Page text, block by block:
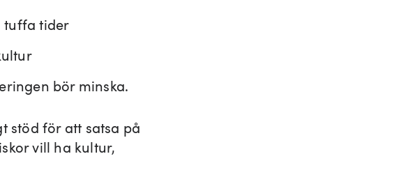
tuffa tider
bör minska.
stöd för att satsa på
vill ha kultur,